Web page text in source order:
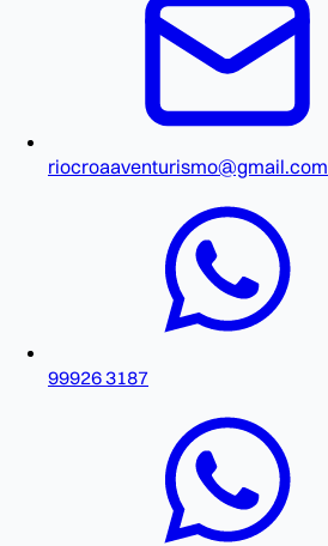
riocroaaventurismo@gmail.com
99926 3187